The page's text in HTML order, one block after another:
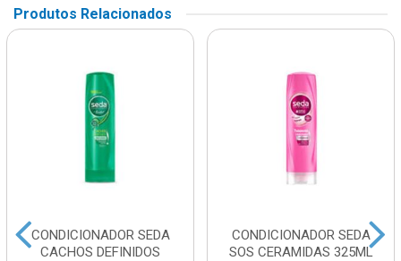
Produtos Relacionados
CONDICIONADOR SEDA
CACHOS DEFINIDOS
CONDICIONADOR SEDA
SOS CERAMIDAS 325ML